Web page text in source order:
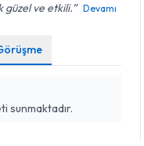
güzel ve etkili. Devamı
sunmaktadır.